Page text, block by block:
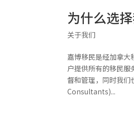
为什么选
关于我们
嘉博移民是经加拿
户提供所有的移民
督和管理，同时我
Consultants)...